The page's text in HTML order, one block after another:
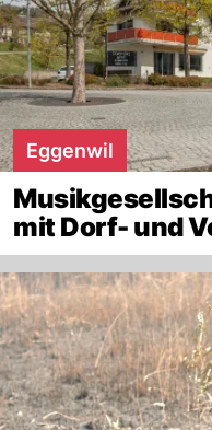
Eggenwil
mit Dorf- und